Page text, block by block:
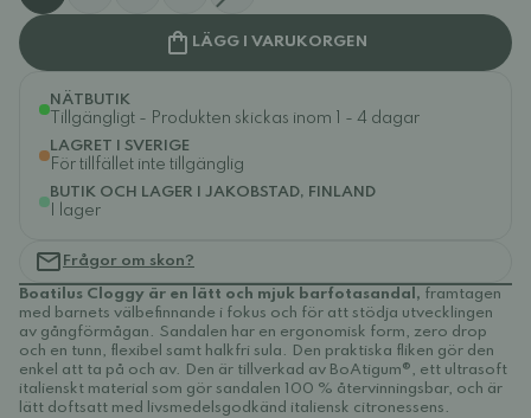
LÄGG I VARUKORGEN
NÄTBUTIK
Tillgängligt - Produkten skickas inom 1 - 4 dagar
LAGRET I SVERIGE
För tillfället inte tillgänglig
BUTIK OCH LAGER I JAKOBSTAD, FINLAND
I lager
Frågor om skon?
Boatilus Cloggy är en lätt och mjuk barfotasandal, framtagen
med barnets välbefinnande i fokus och för att stödja utvecklingen
av gångförmågan. Sandalen har en ergonomisk form, zero drop
och en tunn, flexibel samt halkfri sula. Den praktiska fliken gör den
enkel att ta på och av. Den är tillverkad av BoAtigum®, ett ultrasoft
italienskt material som gör sandalen 100 % återvinningsbar, och är
lätt doftsatt med livsmedelsgodkänd italiensk citronessens.